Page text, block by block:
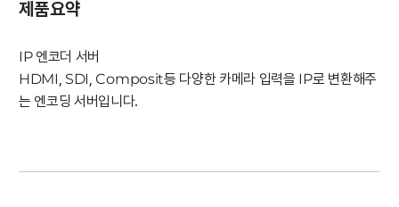
제품요약
IP 엔코더 서버
HDMI, SDI, Composit등 다양한 카메라 입력을 IP로 변환해주
는 엔코딩 서버입니다.